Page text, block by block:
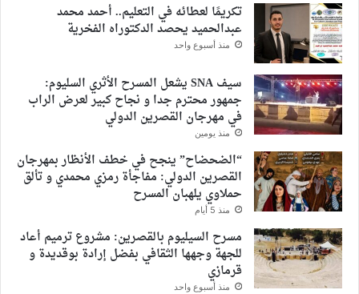
تكريمًا لعطائه في التعليم.. أحمد محمد
عبدالحميد يحصد الدكتوراه الفخرية
منذ أسبوع واحد
سيف SNA يشعل المسرح الأثري السليوم:
جمهور محترم جدا و نجاح كبير لعرض الراب
في مهرجان القصرين الدولي
منذ يومين
“الضحضاح” ينجح في خطف الأنظار بمهرجان
القصرين الدولي: مفاجأة رمزي محمدي و تألق
حملاوي يلهبان المسرح
منذ 5 أيام
مسرح السيليوم بالقصرين: مشروع ترميم أعاد
للجهة وجهها الثقافي بفضل إرادة بوقديدة و
قرمازي
منذ أسبوع واحد